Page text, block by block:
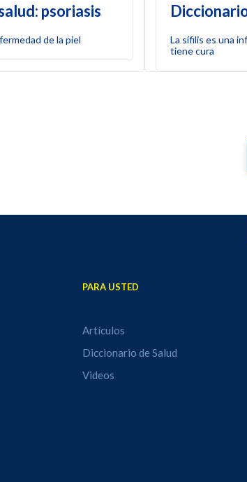
psoriasis
de la piel
La sífilis es una
tiene cura
PARA USTED
Artículos
Diccionario de Salud
Videos